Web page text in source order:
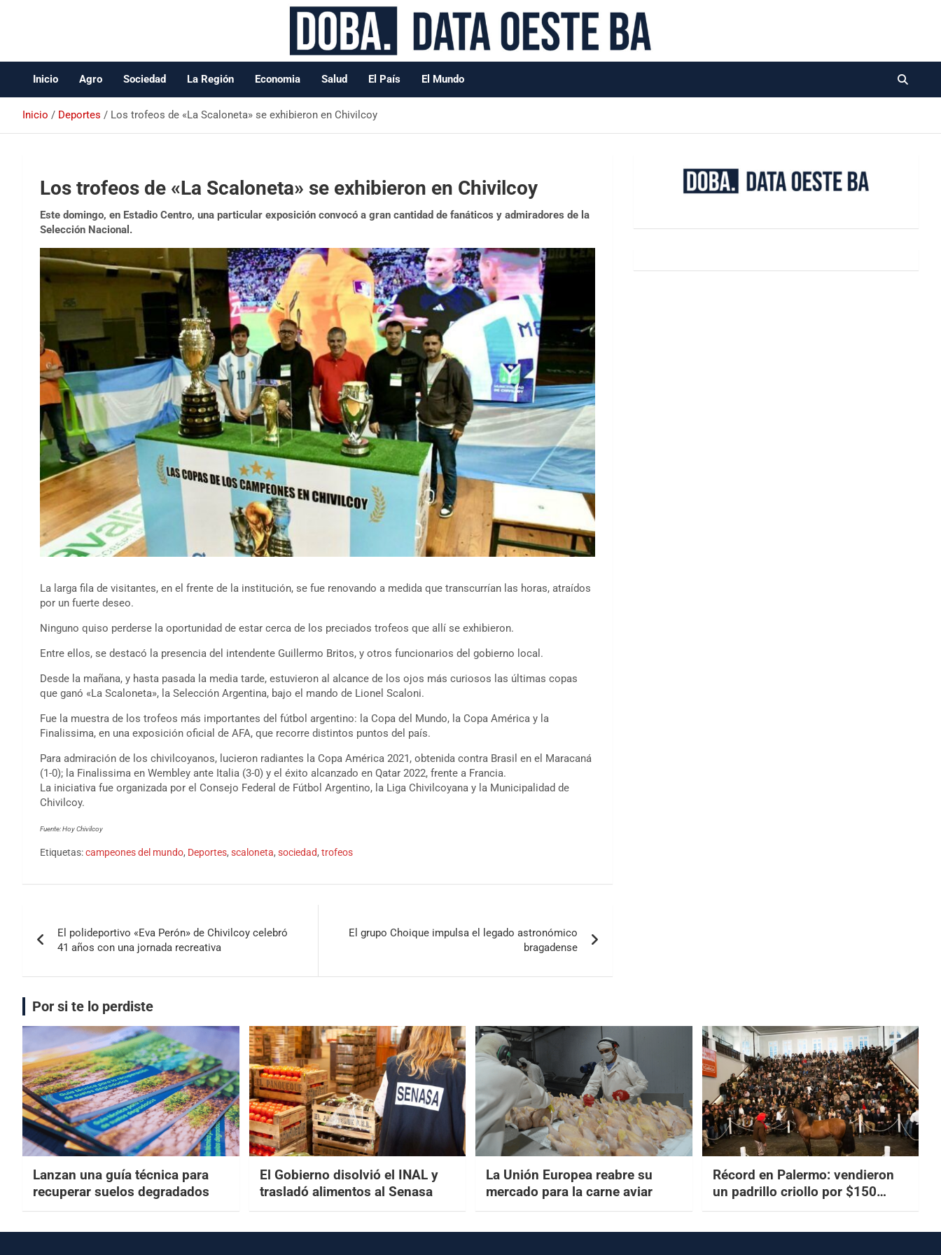
Data Oeste BA
Inicio Agro Sociedad La Región Economia Salud El País El Mundo
Inicio Deportes Los trofeos de «La Scaloneta» se exhibieron en Chivilcoy
Los trofeos de «La Scaloneta» se exhibieron en Chivilcoy
Este domingo, en Estadio Centro, una particular exposición convocó a gran cantidad de fanáticos y admiradores de la
Selección Nacional.
La larga fila de visitantes, en el frente de la institución, se fue renovando a medida que transcurrían las horas, atraídos
por un fuerte deseo.
Ninguno quiso perderse la oportunidad de estar cerca de los preciados trofeos que allí se exhibieron.
Entre ellos, se destacó la presencia del intendente Guillermo Britos, y otros funcionarios del gobierno local.
Desde la mañana, y hasta pasada la media tarde, estuvieron al alcance de los ojos más curiosos las últimas copas
que ganó «La Scaloneta», la Selección Argentina, bajo el mando de Lionel Scaloni.
Fue la muestra de los trofeos más importantes del fútbol argentino: la Copa del Mundo, la Copa América y la
Finalissima, en una exposición oficial de AFA, que recorre distintos puntos del país.
Para admiración de los chivilcoyanos, lucieron radiantes la Copa América 2021, obtenida contra Brasil en el Maracaná
(1-0); la Finalissima en Wembley ante Italia (3-0) y el éxito alcanzado en Qatar 2022, frente a Francia.
La iniciativa fue organizada por el Consejo Federal de Fútbol Argentino, la Liga Chivilcoyana y la Municipalidad de
Chivilcoy.
Fuente: Hoy Chivilcoy
Etiquetas:campeones del mundo, Deportes, scaloneta, sociedad, trofeos
El polideportivo «Eva Perón» de Chivilcoy celebró
41 años con una jornada recreativa
El grupo Choique impulsa el legado astronómico
bragadense
Por si te lo perdiste
Lanzan una guía técnica para
recuperar suelos degradados
El Gobierno disolvió el INAL y
trasladó alimentos al Senasa
La Unión Europea reabre su
mercado para la carne aviar
Récord en Palermo: vendieron
un padrillo criollo por $150
millones